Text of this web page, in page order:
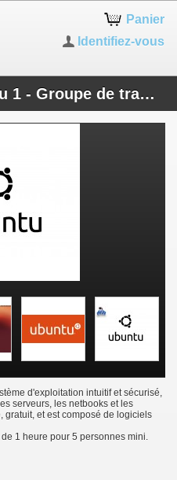
Panier
Identifiez-vous
Linux Ubuntu - Niveau 1 - Groupe de travail
d'exploitation intuitif et sécurisé,
serveurs, les netbooks et les
gratuit, et est composé de logiciels
1 heure pour 5 personnes mini.